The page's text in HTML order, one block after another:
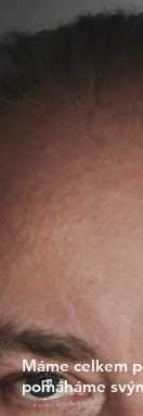
Máme celkem
pomáháme